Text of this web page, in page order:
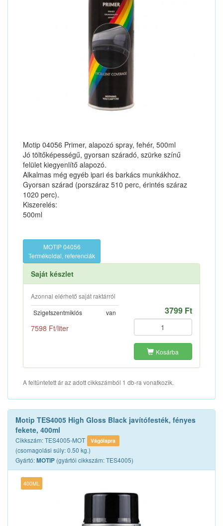
Motip 04056 Primer, alapozó spray, fehér, 500ml
Jó töltőképességű, gyorsan száradó, szürke színű
felület kiegyenlítő alapozó.
Alkalmas még egyéb ipari és barkács munkákhoz.
Gyorsan szárad (porszáraz 510 perc, érintés száraz
1020 perc).
Kiszerelés:
500ml
MOTIP 04056
Termékoldal, referenciák
Saját készlet
Azonnal elérhető saját raktárról
Szigetszentmiklós
van
7598 Ft/liter
3799 Ft
Kosárba
A feltüntetett ár az adott cikkszámból 1 db-ra vonatkozik.
Motip TES4005 High Gloss Black javítófesték, fényes
fekete, 400ml
Cikkszám: TES4005-MOT Vágólapra
(csomagolási súly: 0.50 kg.)
Gyártó:MOTIP (gyártói cikkszám: TES4005)
400ML